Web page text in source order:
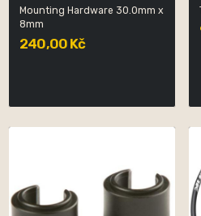
Mounting Hardware 30.0mm x
8mm
240,00 Kč